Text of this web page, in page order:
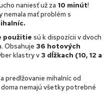
naniesť už za 10 minút!
nemala mať problém s
použitie sú k dispozícii v dvoch
Obsahuje 36 hotových
klastry v3 dĺžkach (10, 12 a
predlžovanie mihalníc od
nemajú všetky potrebné